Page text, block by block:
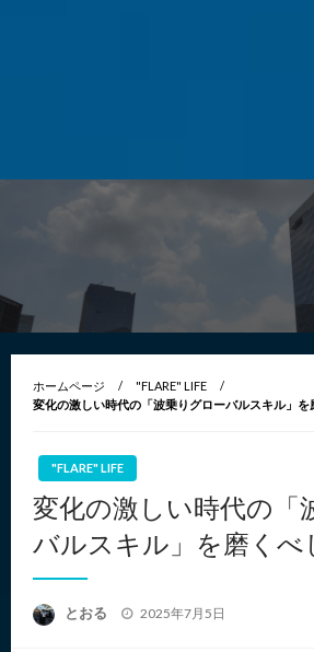
ホームページ
"FLARE" LIFE
変化の激しい時代の「波乗りグローバルスキル」を
"FLARE" LIFE
変化の激しい時代の「
バルスキル」を磨くべ
とおる
投
2025年7月5日